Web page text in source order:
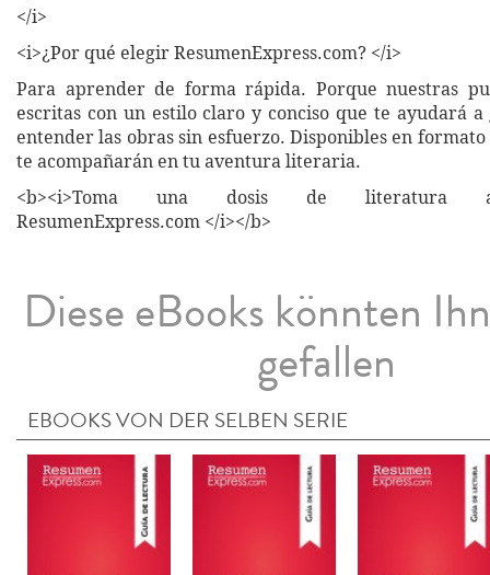
</i>
<i>¿Por qué elegir ResumenExpress.com? </i>
Para aprender de forma rápida. Porque nuestras
escritas con un estilo claro y conciso que te ayudará
entender las obras sin esfuerzo. Disponibles en
te acompañarán en tu aventura literaria.
<b><i>Toma una dosis de literatura
ResumenExpress.com </i></b>
Diese eBooks könnten
gefallen
EBOOKS VON DER SELBEN SERIE